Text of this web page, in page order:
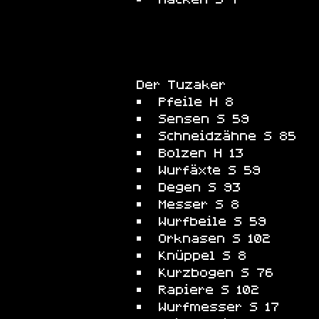
Der Tuzaker
Pfeile H 8
Sensen S 59
Schneidzähne S 85
Bolzen H 13
Wurfäxte S 59
Degen S 93
Messer S 8
Wurfbeile S 59
Orknasen S 102
Knüppel S 8
Kurzbogen S 76
Rapiere S 102
Wurfmesser S 17